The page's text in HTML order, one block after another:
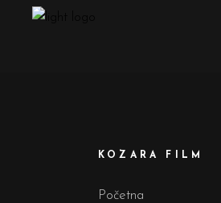
KOZARA FILM
Početna